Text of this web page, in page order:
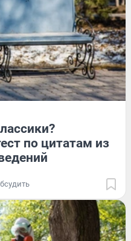
по цитатам из